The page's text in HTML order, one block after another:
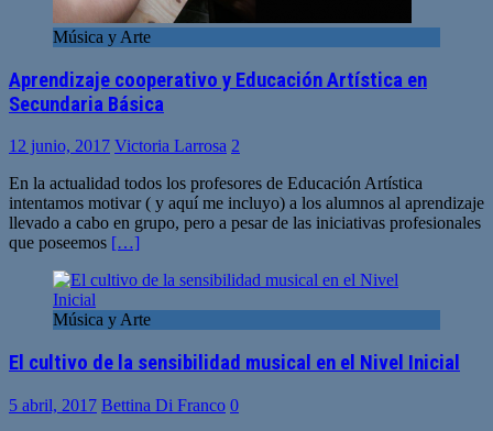
Música y Arte
Aprendizaje cooperativo y Educación Artística en
Secundaria Básica
12 junio, 2017 Victoria Larrosa 2
En la actualidad todos los profesores de Educación Artística
intentamos motivar ( y aquí me incluyo) a los alumnos al aprendizaje
llevado a cabo en grupo, pero a pesar de las iniciativas profesionales
que poseemos […]
Música y Arte
El cultivo de la sensibilidad musical en el Nivel Inicial
5 abril, 2017 Bettina Di Franco 0